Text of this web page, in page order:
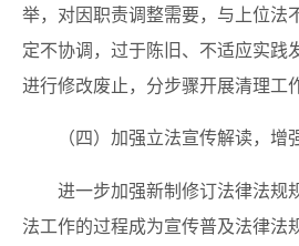
举，对因职责调整需要，与上位法
定不协调，过于陈旧、不适应实践
进行修改废止，分步骤开展清理工
（四）加强立法宣传解读，增
进一步加强新制修订法律法规
法工作的过程成为宣传普及法律法